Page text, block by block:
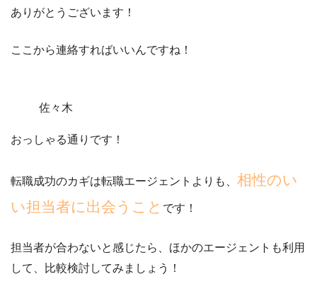
ありがとうございます！
ここから連絡すればいいんですね！
佐々木
おっしゃる通りです！
転職成功のカギは転職エージェントよりも、 相性のい
い担当者に出会うこと です！
担当者が合わないと感じたら、ほかのエージェントも利用
して、比較検討してみましょう！